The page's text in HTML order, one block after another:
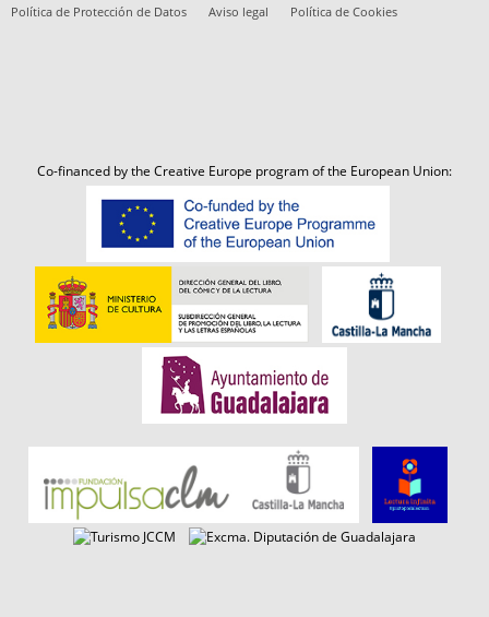
Política de Protección de Datos
Aviso legal Política de Cookies
Co-financed by the Creative Europe program of the European Union: